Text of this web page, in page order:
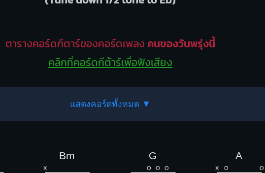
ตารางคอร์ดกีตาร์ของคอร์ดเพลง คนของวันพรุ่งนี้
คลิกที่คอร์ดกีต้าร์เพื่อฟังเสียง
แสดงคอร์ดทั้งหมด ▼
Bm
X
G
O O O
A
X O O